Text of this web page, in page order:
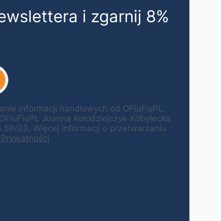
i zgarnij 8%
informacji handlowych od OFiuFiuPL.
Joanna Kołodziejczyk-Kobyłecka
33. Więcej informacji o przetwarzaniu